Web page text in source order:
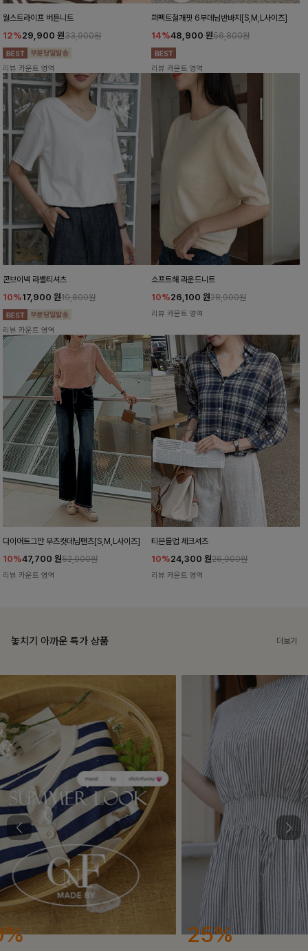
월스트라이프 버튼니트
12%29,900 원33,900원
리뷰 카운트 영역
퍼펙트절개핏 6부데님반바지[S,M,L사이즈]
14%48,900 원56,800원
리뷰 카운트 영역
콘브이넥 라벨티셔츠
10%17,900 원19,800원
리뷰 카운트 영역
소프트해 라운드니트
10%26,100 원28,900원
리뷰 카운트 영역
다이어트그만 부츠컷데님팬츠[S,M,L사이즈]
10%47,700 원52,900원
리뷰 카운트 영역
티븐롤업 체크셔츠
10%24,300 원26,900원
리뷰 카운트 영역
놓치기 아까운 특가 상품 더보기
25% 10%